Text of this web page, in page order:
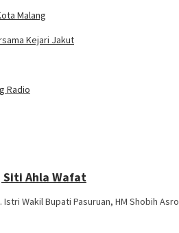
Malang
Kejari Jakut
Radio
Siti Ahla Wafat
Wakil Bupati Pasuruan, HM Shobih